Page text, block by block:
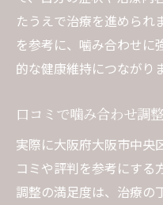
たうえで治療を進められ
を参考に、噛み合わせに
的な健康維持につながり
口コミで噛み合わせ調
実際に大阪府大阪市中央
コミや評判を参考にする
調整の満足度は、治療の